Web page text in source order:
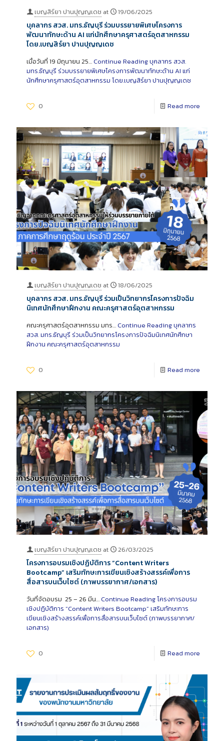
เบญสิร์ยา ปานปุญญเดช at 19/06/2025
บุคลากร สวส. มทร.ธัญบุรี ร่วมบรรยายพิเศษโครงการ
พัฒนาทักษะด้าน AI แก่นักศึกษาครุศาสตร์อุตสาหกรรม
โดย.เบญสิร์ยา ปานปุญญเดช
เมื่อวันที่ 19 มิถุนายน 25… Continue Readingบุคลากร สวส.
มทร.ธัญบุรี ร่วมบรรยายพิเศษโครงการพัฒนาทักษะด้าน AI แก่
นักศึกษาครุศาสตร์อุตสาหกรรม โดย.เบญสิร์ยา ปานปุญญเดช
0 Read more
เบญสิร์ยา ปานปุญญเดช at 18/06/2025
บุคลากร สวส. มทร.ธัญบุรี ร่วมเป็นวิทยากรโครงการปัจฉิม
นิเทศนักศึกษาฝึกงาน คณะครุศาสตร์อุตสาหกรรม
คณะครุศาสตร์อุตสาหกรรม มทร… Continue Readingบุคลากร
สวส. มทร.ธัญบุรี ร่วมเป็นวิทยากรโครงการปัจฉิมนิเทศนักศึกษา
ฝึกงาน คณะครุศาสตร์อุตสาหกรรม
0 Read more
เบญสิร์ยา ปานปุญญเดช at 26/03/2025
โครงการอบรมเชิงปฏิบัติการ “Content Writers
Bootcamp” เสริมทักษะการเขียนเชิงสร้างสรรค์เพื่อการ
สื่อสารบนเว็บไซต์ (ภาพบรรยากาศ/เอกสาร)
วันที่จัดอบรม 25 – 26 มีน… Continue Readingโครงการอบรม
เชิงปฏิบัติการ “Content Writers Bootcamp” เสริมทักษะการ
เขียนเชิงสร้างสรรค์เพื่อการสื่อสารบนเว็บไซต์ (ภาพบรรยากาศ/
เอกสาร)
0 Read more